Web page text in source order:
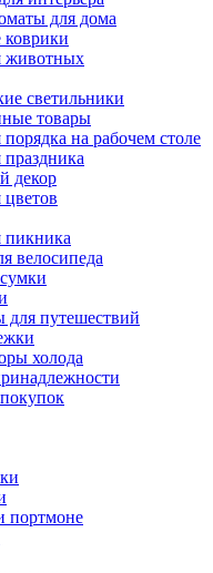
для дома
животных
светильники
товары
на рабочем столе
декор
пикника
велосипеда
для путешествий
холода
портмоне